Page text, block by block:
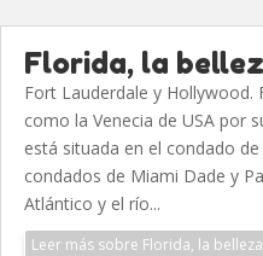
Florida, la
Fort Lauderdale y Hollywood.
como la Venecia de USA por
está situada en el condado
condados de Miami Dade y
Atlántico y el río...
Leer más sobre Florida, la